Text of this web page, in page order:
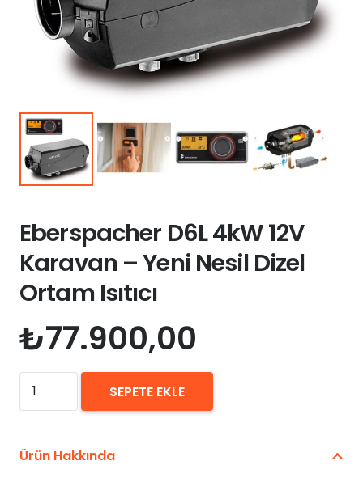
Eberspacher D6L 4kW 12V
Karavan – Yeni Nesil Dizel
Ortam Isıtıcı
₺77.900,00
Eberspacher
D6L
12V
SEPETE EKLE
Ürün Hakkında